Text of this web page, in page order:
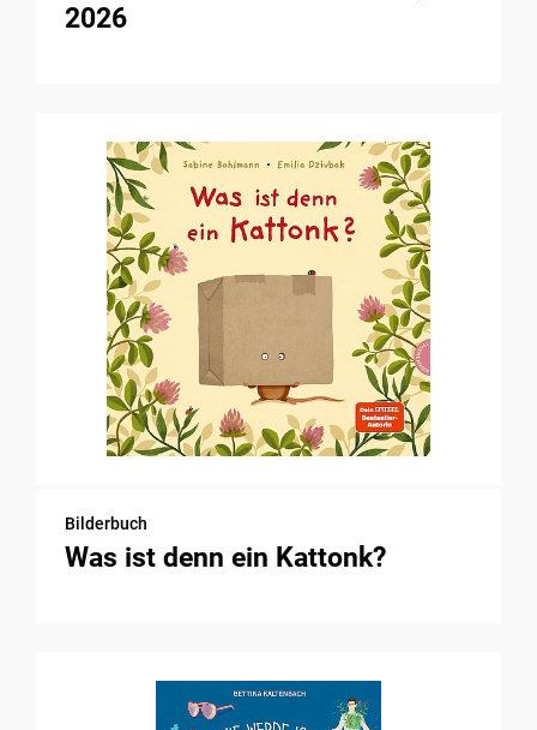
2026
Bilderbuch
Was ist denn ein Kattonk?